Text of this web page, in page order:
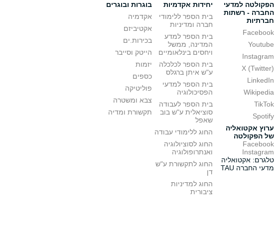
הפקולטה למדעי
החברה - רשתות
חברתיות
Facebook
Youtube
Instagram
X (Twitter)
LinkedIn
Wikipedia
TikTok
Spotify
ערוץ אקטואליה
של הפקולטה
Facebook
Instagram
טלגרם: אקטואליה
מדעי החברה TAU
יחידות אקדמיות
בית הספר ללימודי
חברה ומדיניות
בית הספר למדע
המדינה, ממשל
ויחסים בינלאומיים
בית הספר לכלכלה
ע"ש איתן ברגלס
בית הספר למדעי
הפסיכולוגיה
בית הספר לעבודה
סוציאלית ע"ש בוב
שאפל
החוג ללימודי עבודה
החוג לסוציולוגיה
ואנתרופולוגיה
החוג לתקשורת ע"ש
דן
החוג למדיניות
ציבורית
בוגרות ובוגרים
אקדמיה
אקטיביזם
בכירות.ים
הייטק וסייבר
יזמות
כספים
פוליטיקה
צבא ומשטרה
תקשורת ומדיה